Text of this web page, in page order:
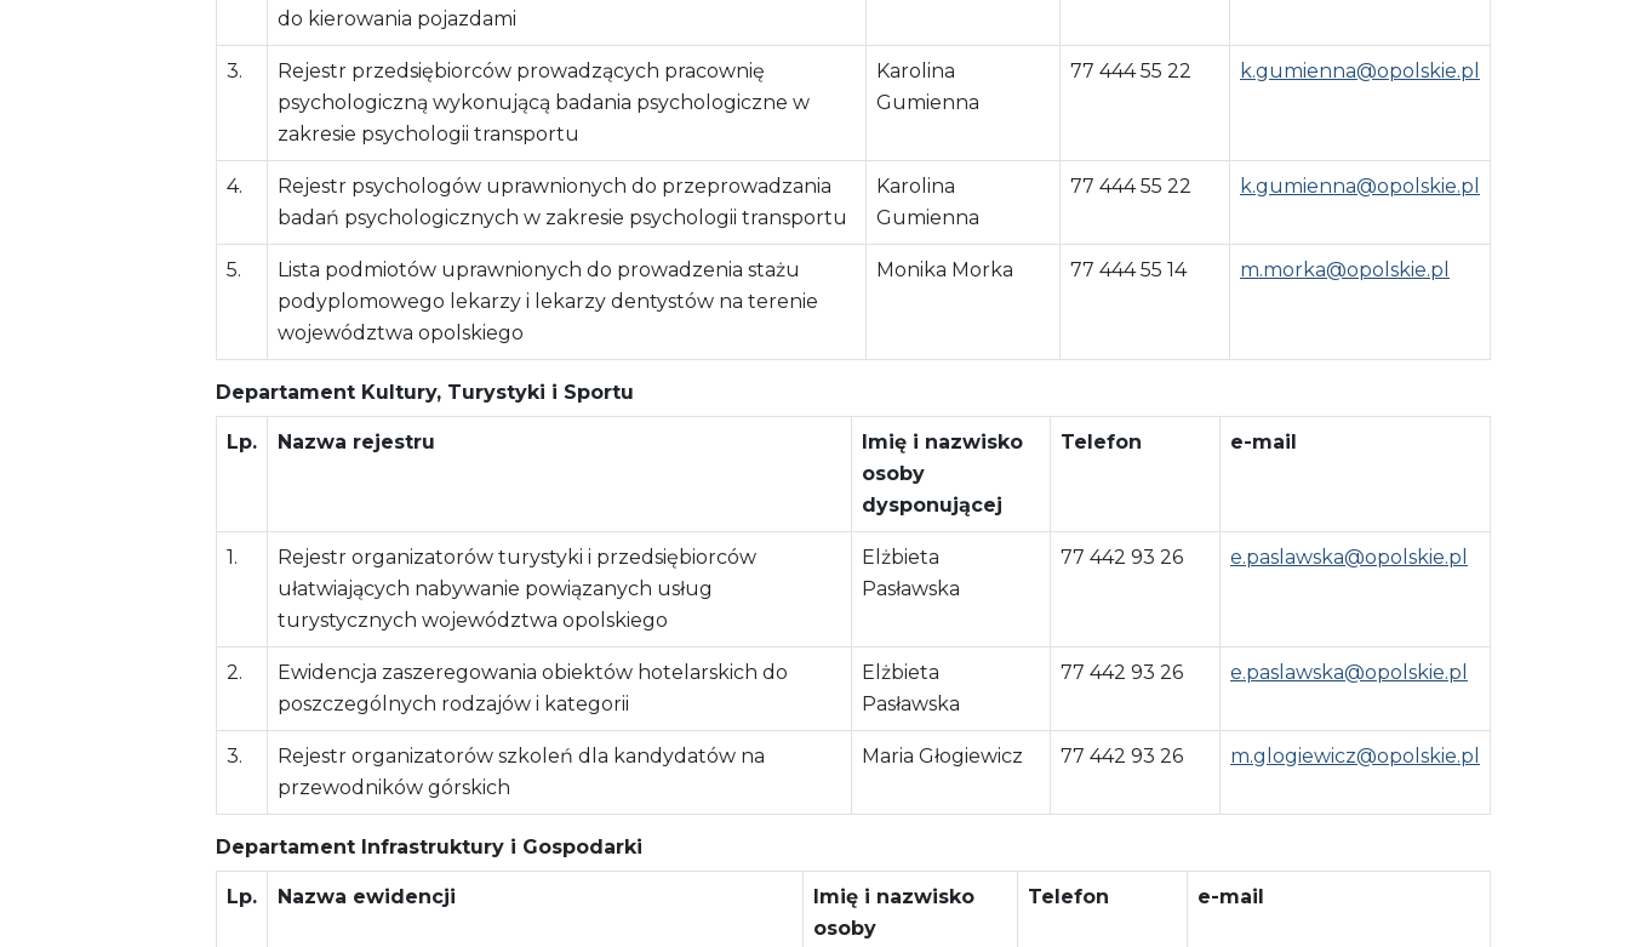
do kierowania pojazdami
3.
Rejestr przedsiębiorców prowadzących pracownię
psychologiczną wykonującą badania psychologiczne w
zakresie psychologii transportu
Karolina
Gumienna
77 444 55 22 k.gumienna@opolskie.pl
4.
Rejestr psychologów uprawnionych do przeprowadzania
badań psychologicznych w zakresie psychologii transportu
Karolina
Gumienna
77 444 55 22 k.gumienna@opolskie.pl
5.
Lista podmiotów uprawnionych do prowadzenia stażu
podyplomowego lekarzy i lekarzy dentystów na terenie
województwa opolskiego
Monika Morka 77 444 55 14 m.morka@opolskie.pl
Departament Kultury, Turystyki i Sportu
Lp. Nazwa rejestru
Imię i nazwisko
osoby
dysponującej
Telefon e-mail
1.
Rejestr organizatorów turystyki i przedsiębiorców
ułatwiających nabywanie powiązanych usług
turystycznych województwa opolskiego
Elżbieta
Pasławska
77 442 93 26 e.paslawska@opolskie.pl
2.
Ewidencja zaszeregowania obiektów hotelarskich do
poszczególnych rodzajów i kategorii
Elżbieta
Pasławska
77 442 93 26 e.paslawska@opolskie.pl
3.
Rejestr organizatorów szkoleń dla kandydatów na
przewodników górskich
Maria Głogiewicz 77 442 93 26 m.glogiewicz@opolskie.pl
Departament Infrastruktury i Gospodarki
Lp. Nazwa ewidencji
Imię i nazwisko
osoby
Telefon e-mail